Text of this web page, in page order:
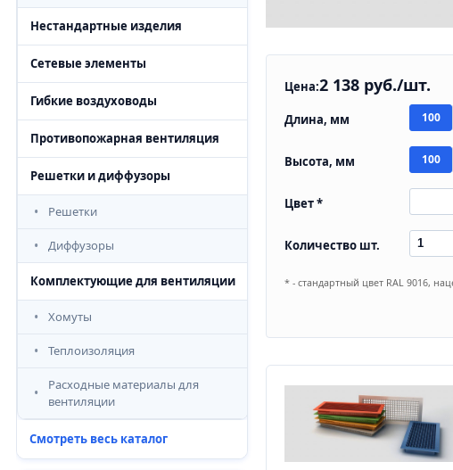
Нестандартные изделия
Сетевые элементы
Гибкие воздуховоды
Противопожарная вентиляция
Решетки и диффузоры
Решетки
Диффузоры
Комплектующие для вентиляции
Хомуты
Теплоизоляция
Расходные материалы для
вентиляции
Смотреть весь каталог
Цена:2 138 руб./шт.
Длина, мм 100
Высота, мм 100
Цвет *
Количество шт.
* - стандартный цвет RAL 9016,